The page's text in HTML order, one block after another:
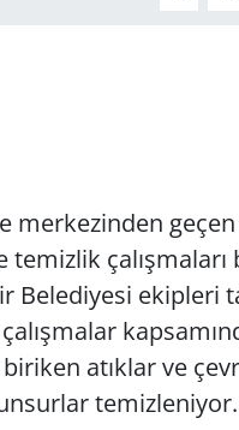
merkezinden geçen
temizlik çalışmaları
Belediyesi ekipleri
biriken atıklar ve
temizleniyor.